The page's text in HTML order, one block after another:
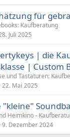
für
Kaufberatung
Juli 2025
| die
| Custom
und Tastaturen:
22. Mai 2025
"kleine"
Heimkino -
9. Dezember 2024